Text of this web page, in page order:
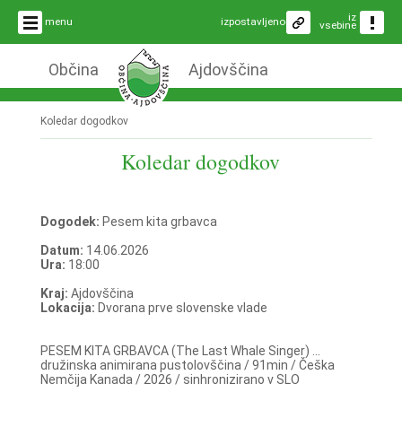
menu iz
vsebine
izpostavljeno
Občina Ajdovščina
Koledar dogodkov
Koledar dogodkov
Dogodek: Pesem kita grbavca
Datum: 14.06.2026
Ura: 18:00
Kraj: Ajdovščina
Lokacija: Dvorana prve slovenske vlade
PESEM KITA GRBAVCA (The Last Whale Singer) ...
družinska animirana pustolovščina / 91min / Češka
Nemčija Kanada / 2026 / sinhronizirano v SLO